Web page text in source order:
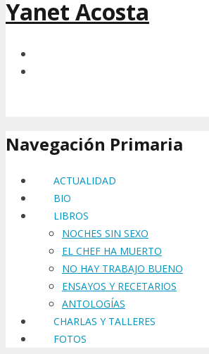
Yanet Acosta
Navegación Primaria
ACTUALIDAD
BIO
LIBROS
NOCHES SIN SEXO
EL CHEF HA MUERTO
NO HAY TRABAJO BUENO
ENSAYOS Y RECETARIOS
ANTOLOGÍAS
CHARLAS Y TALLERES
FOTOS